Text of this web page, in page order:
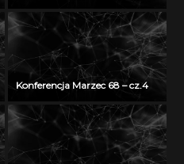
Konferencja Marzec 68 – cz.4